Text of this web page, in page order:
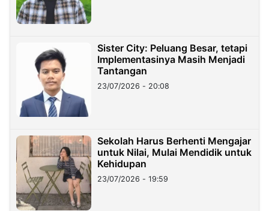
Sister City: Peluang Besar, tetapi
Implementasinya Masih Menjadi
Tantangan
23/07/2026 - 20:08
Sekolah Harus Berhenti Mengajar
untuk Nilai, Mulai Mendidik untuk
Kehidupan
23/07/2026 - 19:59